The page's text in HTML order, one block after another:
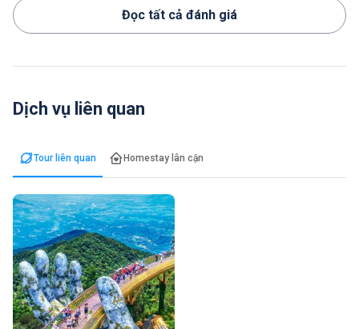
Đọc tất cả đánh giá
Dịch vụ liên quan
Tour liên quan Homestay lân cận